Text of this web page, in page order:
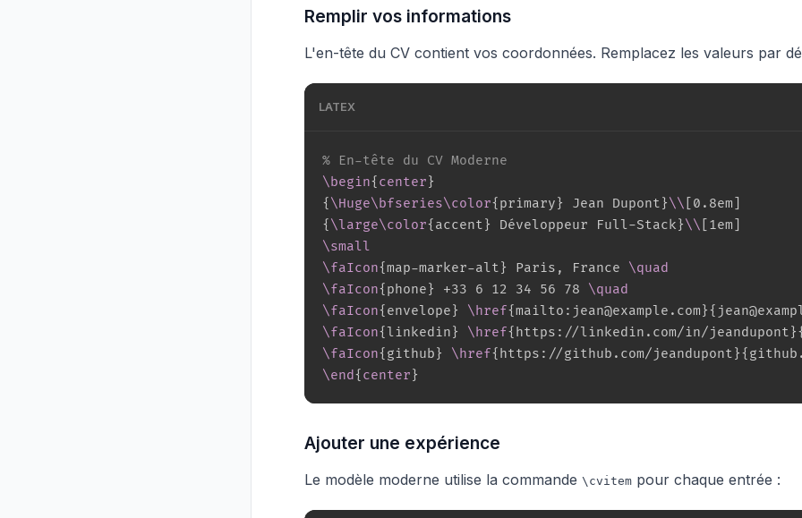
Remplir vos informations
L'en-tête du CV contient vos coordonnées. Remplacez les valeurs par
LATEX
% En-tête du CV Moderne
\begin{ center }
{ \Huge\bfseries\color{ primary } Jean Dupont }\\ 0.8em
{ \large\color{ accent } Développeur Full-Stack }\\ 1em
\small
\faIcon{map-marker-alt } Paris, France \quad
\faIcon{ phone } +33 6 12 34 56 78 \quad
\faIcon{ envelope } \href{mailto:jean@example.com }{
\faIcon{ linkedin } \href{ https://linkedin.com/in/jeandupont }{
\faIcon{ github } \href{ https://github.com/jeandupont }{
\end{ center }
Ajouter une expérience
Le modèle moderne utilise la commande \cvitem pour chaque entrée :